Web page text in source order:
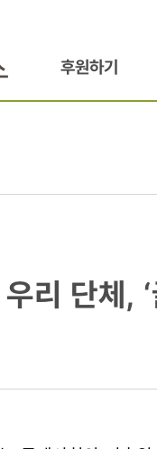
후원하기
벌
우리 단체,